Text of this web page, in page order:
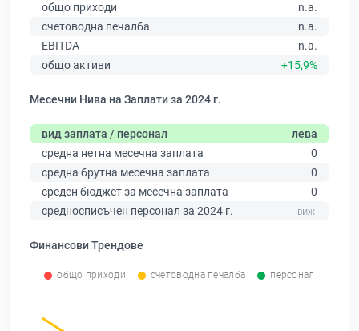
общо приходи
n.a.
счетоводна печалба
n.a.
EBITDA
n.a.
общо активи
+15,9%
Месечни Нива на Заплати за 2024 г.
вид заплата / персонал
лева
средна нетна месечна заплата
0
средна брутна месечна заплата
0
среден бюджет за месечна заплата
0
средносписъчен персонал за 2024 г.
Финансови Трендове
общо приходи счетоводна печалба персонал